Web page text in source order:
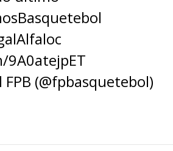
(@fpbasquetebol)